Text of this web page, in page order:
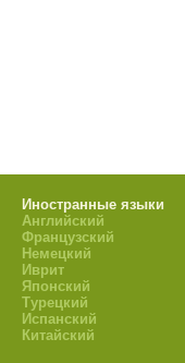
Иностранные языки
Английский
Французский
Немецкий
Иврит
Японский
Турецкий
Испанский
Китайский